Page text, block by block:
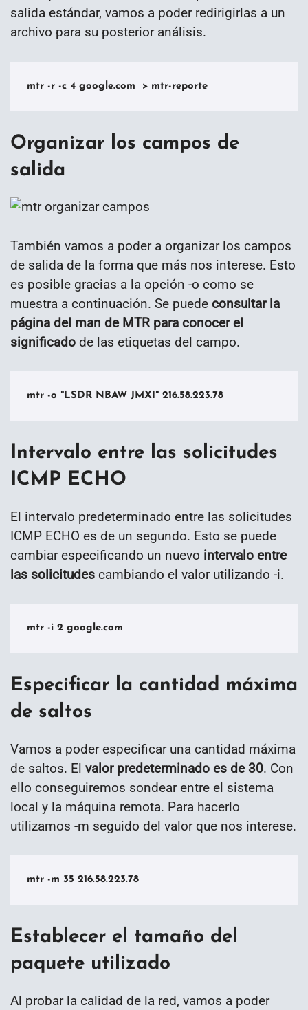
salida estándar, vamos a poder redirigirlas a un
archivo para su posterior análisis.
mtr -r -c 4 google.com  > mtr-reporte
Organizar los campos de
salida
También vamos a poder a organizar los campos
de salida de la forma que más nos interese. Esto
es posible gracias a la opción -o como se
muestra a continuación. Se puede consultar la
página del man de MTR para conocer el
significado de las etiquetas del campo.
mtr -o "LSDR NBAW JMXI" 216.58.223.78
Intervalo entre las solicitudes
ICMP ECHO
El intervalo predeterminado entre las solicitudes
ICMP ECHO es de un segundo. Esto se puede
cambiar especificando un nuevo intervalo entre
las solicitudes cambiando el valor utilizando -i.
mtr -i 2 google.com
Especificar la cantidad máxima
de saltos
Vamos a poder especificar una cantidad máxima
de saltos. El valor predeterminado es de 30. Con
ello conseguiremos sondear entre el sistema
local y la máquina remota. Para hacerlo
utilizamos -m seguido del valor que nos interese.
mtr -m 35 216.58.223.78
Establecer el tamaño del
paquete utilizado
Al probar la calidad de la red, vamos a poder